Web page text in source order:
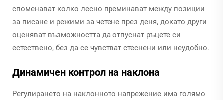
споменават колко лесно преминават между позиции
за писане и режими за четене през деня, докато други
оценяват възможността да отпуснат ръцете си
естествено, без да се чувстват стеснени или неудобно.
Динамичен контрол на наклона
Регулирането на наклонното напрежение има голямо